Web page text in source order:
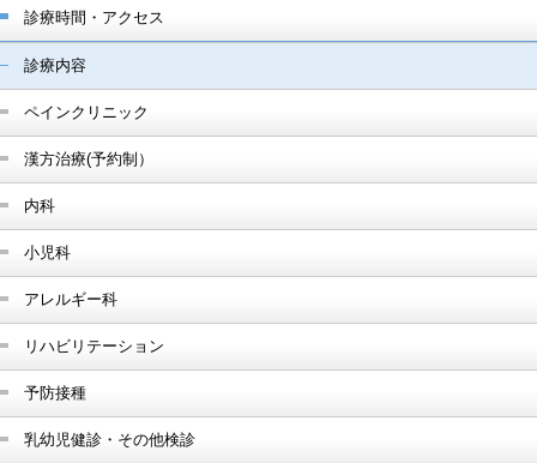
診療時間・アクセス
診療内容
ペインクリニック
漢方治療(予約制）
内科
小児科
アレルギー科
リハビリテーション
予防接種
乳幼児健診・その他検診